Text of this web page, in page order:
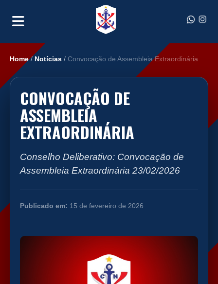
Home/ Notícias / Convocação de Assembleia Extraordinária
CONVOCAÇÃO DE
ASSEMBLEIA
EXTRAORDINÁRIA
Conselho Deliberativo: Convocação de
Assembleia Extraordinária 23/02/2026
Publicado em: 15 de fevereiro de 2026